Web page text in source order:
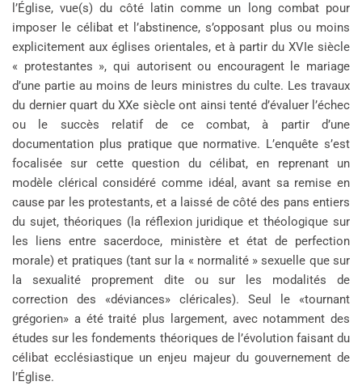
l’Église, vue(s) du côté latin comme un long combat pour
imposer le célibat et l’abstinence, s’opposant plus ou moins
explicitement aux églises orientales, et à partir du XVIe siècle
« protestantes », qui autorisent ou encouragent le mariage
d’une partie au moins de leurs ministres du culte. Les travaux
du dernier quart du XXe siècle ont ainsi tenté d’évaluer l’échec
ou le succès relatif de ce combat, à partir d’une
documentation plus pratique que normative. L’enquête s’est
focalisée sur cette question du célibat, en reprenant un
modèle clérical considéré comme idéal, avant sa remise en
cause par les protestants, et a laissé de côté des pans entiers
du sujet, théoriques (la réflexion juridique et théologique sur
les liens entre sacerdoce, ministère et état de perfection
morale) et pratiques (tant sur la « normalité » sexuelle que sur
la sexualité proprement dite ou sur les modalités de
correction des «déviances» cléricales). Seul le «tournant
grégorien» a été traité plus largement, avec notamment des
études sur les fondements théoriques de l’évolution faisant du
célibat ecclésiastique un enjeu majeur du gouvernement de
l’Église.